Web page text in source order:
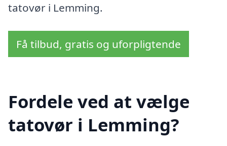
tatovør i Lemming.
Få tilbud, gratis og uforpligtende
Fordele ved at vælge
tatovør i Lemming?